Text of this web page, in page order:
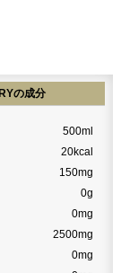
の成分
500ml
20kcal
150mg
0g
0mg
2500mg
0mg